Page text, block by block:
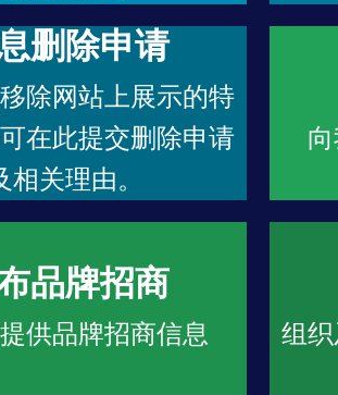
删除申请
除网站上展示的特
在此提交删除申请
相关理由。
品牌招商
供品牌招商信息 组